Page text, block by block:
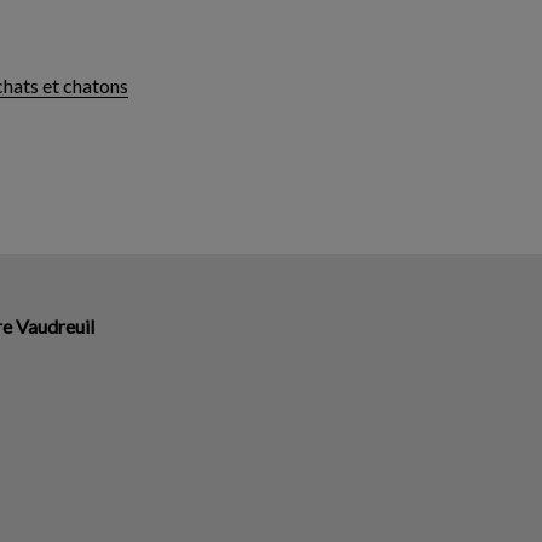
et chatons
Vaudreuil